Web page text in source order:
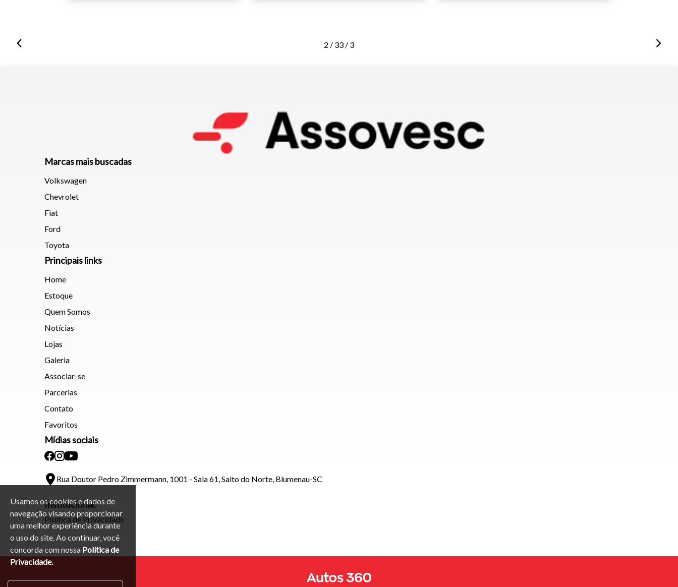
Usamos os cookies e dados de
navegação visando proporcionar
uma melhor experiência durante
o uso do site. Ao continuar, você
concorda com nossa Política de
Privacidade.
2 / 33 / 3
Marcas mais buscadas
Volkswagen
Chevrolet
Fiat
Ford
Toyota
Principais links
Home
Estoque
Quem Somos
Notícias
Lojas
Galeria
Associar-se
Parcerias
Contato
Favoritos
Mídias sociais
Rua Doutor Pedro Zimmermann, 1001 - Sala 61, Salto do Norte, Blumenau-SC
Institucional:
Política de Privacidade